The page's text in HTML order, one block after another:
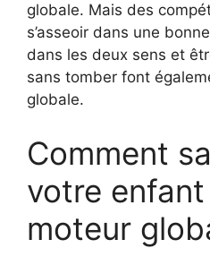
globale. Mais des
s’asseoir dans une
dans les deux sens et
sans tomber font
globale.
Comment
votre
moteur